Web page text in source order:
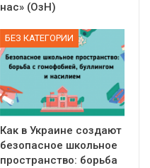
нас» (ОзН)
БЕЗ КАТЕГОРИИ
Как в Украине создают
безопасное школьное
пространство: борьба